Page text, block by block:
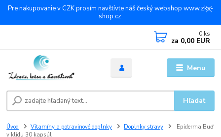
Pre nakupovanie v CZK prosím navštívte náš český webshop www.zks-
shop.cz.
Menu
Hľadať
0 ks
za 0,00 EUR
Úvod Vitamíny a potravinové doplnky Doplnky stravy
Epiderma Buď
v klidu 30 kapsúl